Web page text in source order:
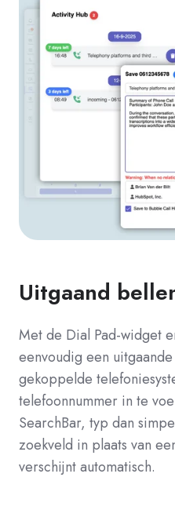
Uitgaand
Met de Dial Pad-widget
eenvoudig een
gekoppelde
telefoonnummer in te
SearchBar, typ dan
zoekveld in plaats van
verschijnt automatisch.